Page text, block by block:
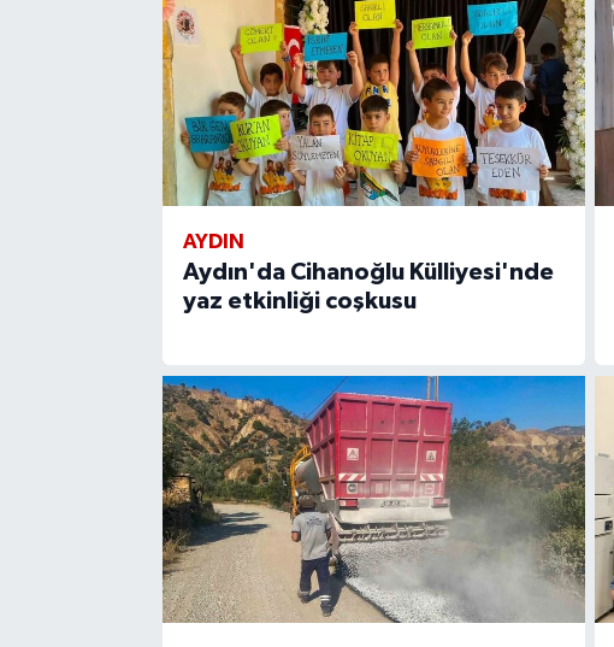
AYDIN
Aydın'da Cihanoğlu Külliyesi'nde
yaz etkinliği coşkusu